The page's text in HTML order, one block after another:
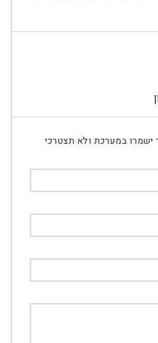
במערכת ולא תצטרכי